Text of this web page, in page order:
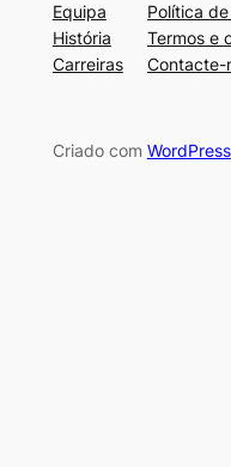
Equipa
História
Carreiras
Política
Termos e
Contacte-
Criado com WordPress